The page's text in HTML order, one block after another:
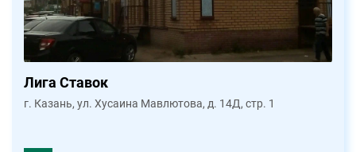
Лига Ставок
г. Казань, ул. Хусаина Мавлютова, д. 14Д, стр. 1